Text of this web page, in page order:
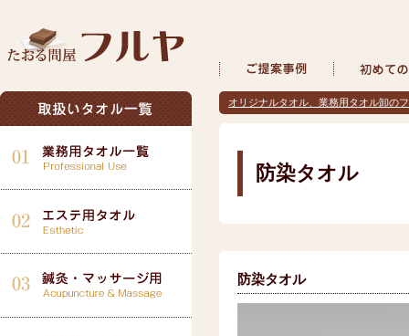
オリジナルタオル、業務用タオル卸の
防染タオル
防染タオル